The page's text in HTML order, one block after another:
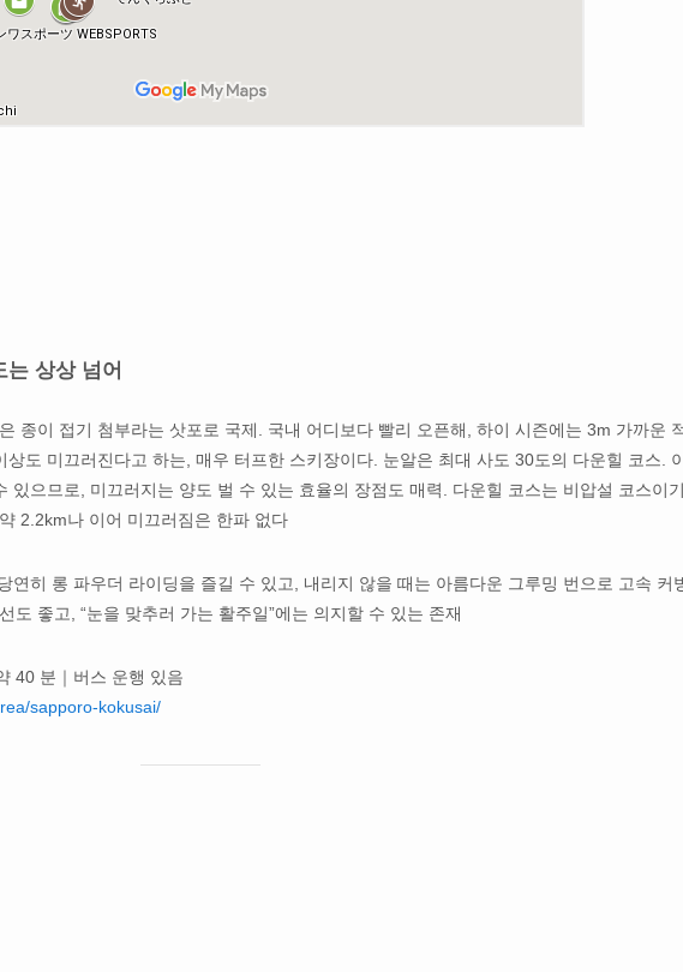
상상 넘어
종이 접기 첨부라는 삿포로 국제. 국내 어디보다 빨리 오픈해, 하이 시즌에는 3m 가까운
도 미끄러진다고 하는, 매우 터프한 스키장이다. 눈알은 최대 사도 30도의 다운힐 코스.
있으므로, 미끄러지는 양도 벌 수 있는 효율의 장점도 매력. 다운힐 코스는 비압설 코스이
2.2km나 이어 미끄러짐은 한파 없다
연히 롱 파우더 라이딩을 즐길 수 있고, 내리지 않을 때는 아름다운 그루밍 번으로 고속 커
도 좋고, “눈을 맞추러 가는 활주일”에는 의지할 수 있는 존재
40 분｜버스 운행 있음
sapporo-kokusai/